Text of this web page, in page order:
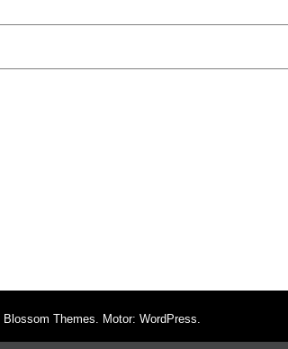
Blossom Themes. Motor: WordPress.